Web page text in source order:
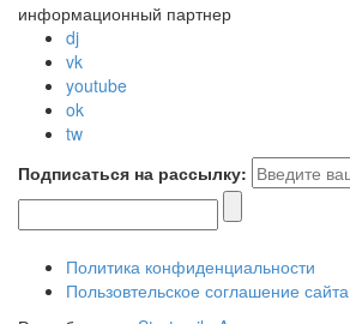
информационный партнер
dj
vk
youtube
ok
tw
Подписаться на рассылку:
Политика конфиденциальности
Пользовтельское соглашение сайта